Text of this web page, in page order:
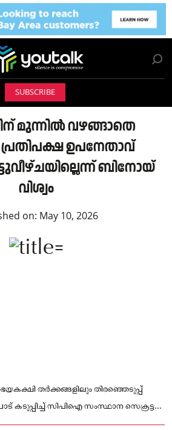
SUBSCRIBE
മുന്നിൽ വഴങ്ങാതെ
ഉപനേതാവ്
ബിനോയ്
വിശ്വം
on: May 10, 2026
തർക്കങ്ങളിലും തിരഞ്ഞെടുപ്പ്
കടുപ്പിച്ച് സിപിഐ സംസ്ഥാന സെക്രട്ടറി